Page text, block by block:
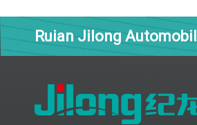
Ruian Jilong